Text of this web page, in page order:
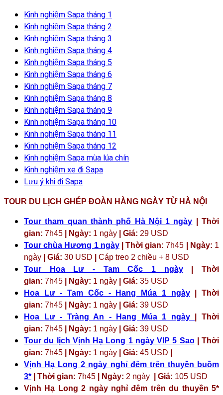
Kinh nghiệm Sapa tháng 1
Kinh nghiệm Sapa tháng 2
Kinh nghiệm Sapa tháng 3
Kinh nghiệm Sapa tháng 4
Kinh nghiệm Sapa tháng 5
Kinh nghiệm Sapa tháng 6
Kinh nghiệm Sapa tháng 7
Kinh nghiệm Sapa tháng 8
Kinh nghiệm Sapa tháng 9
Kinh nghiệm Sapa tháng 10
Kinh nghiệm Sapa tháng 11
Kinh nghiệm Sapa tháng 12
Kinh nghiệm Sapa mùa lúa chín
Kinh nghiệm xe đi Sapa
Lưu ý khi đi Sapa
TOUR DU LỊCH GHÉP ĐOÀN HÀNG NGÀY TỪ HÀ NỘI
Tour tham quan thành phố Hà Nội 1 ngày | Thời
gian: 7h45 | Ngày: 1 ngày | Giá: 29 USD
Tour chùa Hương 1 ngày| Thời gian: 7h45 | Ngày: 1
ngày | Giá: 30 USD
Cáp treo 2 chiều + 8 USD
Tour Hoa Lư - Tam Cốc 1 ngày| Thời
gian: 7h45 | Ngày: 1 ngày | Giá: 35 USD
Hoa Lư - Tam Cốc - Hang Múa 1 ngày| Thời
gian: 7h45 | Ngày: 1 ngày | Giá: 39 USD
Hoa Lư - Tràng An - Hang Múa 1 ngày
| Thời
gian: 7h45 | Ngày: 1 ngày | Giá: 39 USD
Tour du lịch Vịnh Hạ Long 1 ngày VIP 5 Sao| Thời
gian: 7h45 | Ngày: 1 ngày | Giá: 45 USD
Vịnh Hạ Long 2 ngày nghỉ đêm trên thuyền buồm
3* | Thời gian: 7h45 | Ngày: 2 ngày | Giá: 105 USD
Vịnh Hạ Long 2 ngày nghỉ đêm trên du thuyền 5*